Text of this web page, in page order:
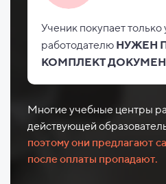
Ученик покупает
работодателю НУЖЕН
КОМПЛЕКТ
Многие учебные центры
действующей
поэтому они предлагают
после оплаты пропадают.